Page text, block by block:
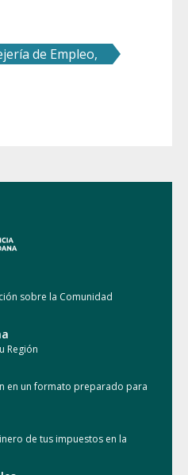
de Empleo,
sobre la Comunidad
Región
en un formato preparado para
de tus impuestos en la